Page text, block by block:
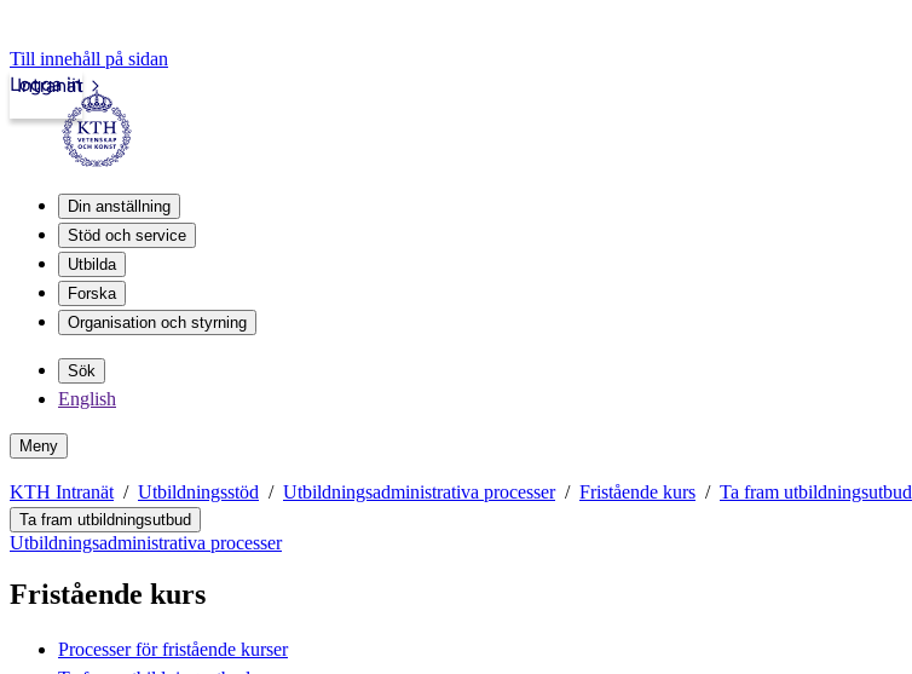
Till innehåll på sidan
Intranät
Logga in
Din anställning
Stöd och service
Utbilda
Forska
Organisation och styrning
Sök
English
Meny
KTH Intranät Utbildningsstöd Utbildningsadministrativa processer Fristående kurs Ta fram utbildningsutbud
Ta fram utbildningsutbud
Utbildningsadministrativa processer
Fristående kurs
Processer för fristående kurser